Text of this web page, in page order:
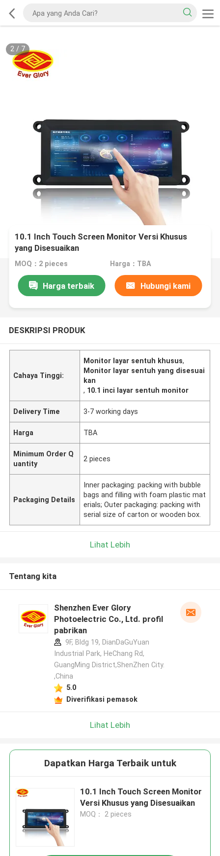
2/ 7
10.1 Inch Touch Screen Monitor Versi Khusus
yang Disesuaikan
MOQ：2 pieces Harga：TBA
Harga terbaik Hubungi kami
DESKRIPSI PRODUK
Cahaya Tinggi:
Monitor layar sentuh khusus,
Monitor layar sentuh yang disesuai
kan
, 10.1 inci layar sentuh monitor
Delivery Time 3-7 working days
Harga TBA
Minimum Order Q
uantity
2 pieces
Packaging Details
Inner packaging: packing with bubble
bags and filling with foam plastic mat
erials; Outer packaging: packing with
serial size of carton or wooden box.
Lihat Lebih
Tentang kita
Shenzhen Ever Glory
Photoelectric Co., Ltd. profil
pabrikan
9F, Bldg 19, DianDaGuYuan
Industrial Park, HeChang Rd,
GuangMing District,ShenZhen City.
,China
5.0
Diverifikasi pemasok
Lihat Lebih
Dapatkan Harga Terbaik untuk
10.1 Inch Touch Screen Monitor
Versi Khusus yang Disesuaikan
MOQ： 2 pieces